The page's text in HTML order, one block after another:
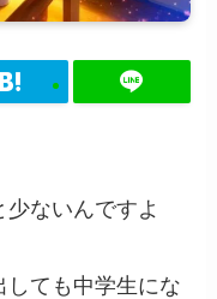
ないんですよ
しても中学生にな